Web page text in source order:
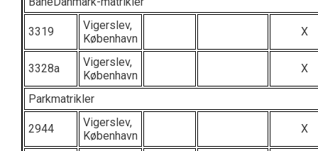
3319
Vigerslev,
København
X
3328a
Vigerslev,
København
X
Parkmatrikler
2944
Vigerslev,
København
X